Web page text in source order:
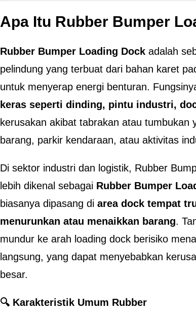
Apa Itu Rubber Bumper
Rubber Bumper Loading Dock adalah
pelindung yang terbuat dari bahan karet
untuk menyerap energi benturan.
keras seperti dinding, pintu industri,
kerusakan akibat tabrakan atau
barang, parkir kendaraan, atau aktivitas
Di sektor industri dan logistik, Rubber
lebih dikenal sebagai Rubber Bumper
biasanya dipasang di area dock tempat
menurunkan atau menaikkan barang.
mundur ke arah loading dock berisiko
langsung, yang dapat menyebabkan
besar.
🔍 Karakteristik Umum Rubber